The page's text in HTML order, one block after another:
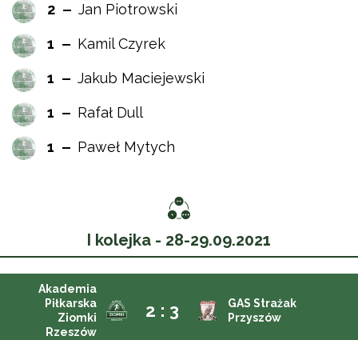
2 Jan Piotrowski
1 Kamil Czyrek
1 Jakub Maciejewski
1 Rafał Dull
1 Paweł Mytych
I kolejka - 28-29.09.2021
Akademia
Piłkarska
Ziomki
Rzeszów
2 : 3
GAS Strażak
Przyszów